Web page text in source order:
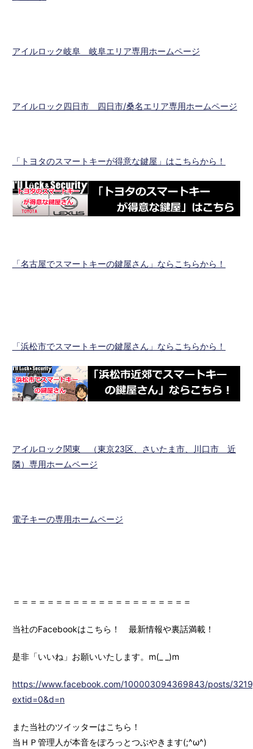
アイルロック岐阜 岐阜エリア専用ホームページ
アイルロック四日市 四日市/桑名エリア専用ホームページ
「トヨタのスマートキーが得意な鍵屋」はこちらから！
「名古屋でスマートキーの鍵屋さん」ならこちらから！
「浜松市でスマートキーの鍵屋さん」ならこちらから！
アイルロック関東 （東京23区、さいたま市、川口市 近
隣）専用ホームページ
電子キーの専用ホームページ
＝＝＝＝＝＝＝＝＝＝＝＝＝＝＝＝＝＝＝＝＝
当社のFacebookはこちら！ 最新情報や裏話満載！
是非「いいね」お願いいたします。m(_ _)m
https://www.facebook.com/100003094369843/posts/
extid=0&d=n
また当社のツイッターはこちら！
当ＨＰ管理人が本音をぽろっとつぶやきます(;^ω^)